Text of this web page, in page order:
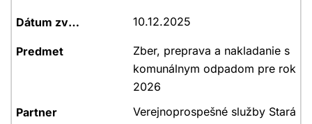
10.12.2025
Zber, preprava a nakladanie s
komunálnym odpadom pre rok
2026
Verejnoprospešné služby Stará